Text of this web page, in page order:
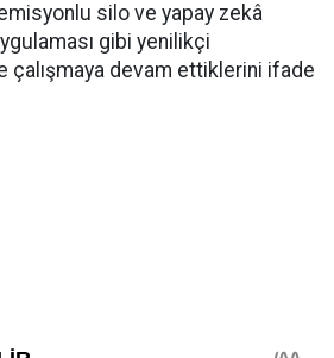
silo ve yapay zekâ
gibi yenilikçi
çalışmaya devam ettiklerini ifade